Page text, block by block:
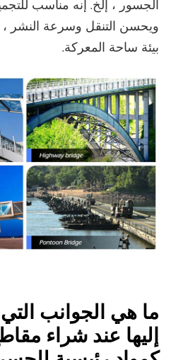
الجسور ، إلخ. إنه مناسب
ويحسن التنقل وسرعة النشر ،
بيئة ساحة المعركة.
ما هي الجوانب التي
إليها عند شراء